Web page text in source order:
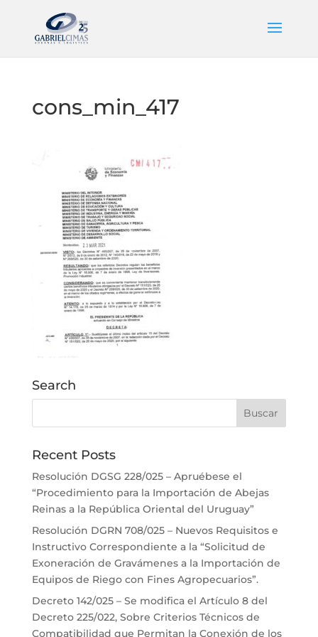
cons_min_417
Search
Recent Posts
Resolución DGSG 228/025 – Apruébese el
“Procedimiento para la Importación de Abejas
Reinas a la República Oriental del Uruguay”
Resolución DGRN 708/025 – Nuevos Requisitos e
Instructivo Correspondiente a la “Solicitud de
Exoneración de Gravámenes a la Importación de
Equipos de Riego con Fines Agropecuarios”.
Decreto 142/025 – Se modifica el Artículo 8 del
Decreto 225/022, Sobre Criterios Técnicos de
Compatibilidad que Permitan la Conexión de los